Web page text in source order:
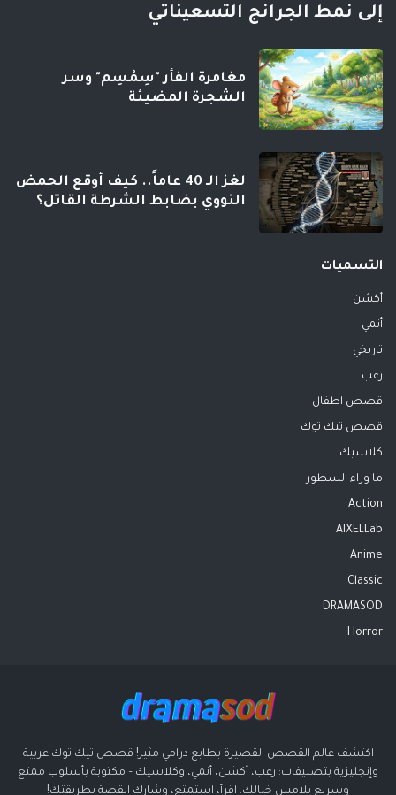
إلى نمط الجرانج التسعيناتي
مغامرة الفأر "سِمْسِم" وسر
الشجرة المضيئة
لغز الـ 40 عاماً.. كيف أوقع الحمض
النووي بضابط الشرطة القاتل؟
التسميات
أكشن
أنمي
تاريخي
رعب
قصص اطفال
قصص تيك توك
كلاسيك
ما وراء السطور
Action
AIXELLab
Anime
Classic
DRAMASOD
Horror
اكتشف عالم القصص القصيرة بطابع درامي مثير! قصص تيك توك عربية
وإنجليزية بتصنيفات: رعب، أكشن، أنمي، وكلاسيك – مكتوبة بأسلوب ممتع
وسريع يلامس خيالك. اقرأ، استمتع، وشارك القصة بطريقتك!